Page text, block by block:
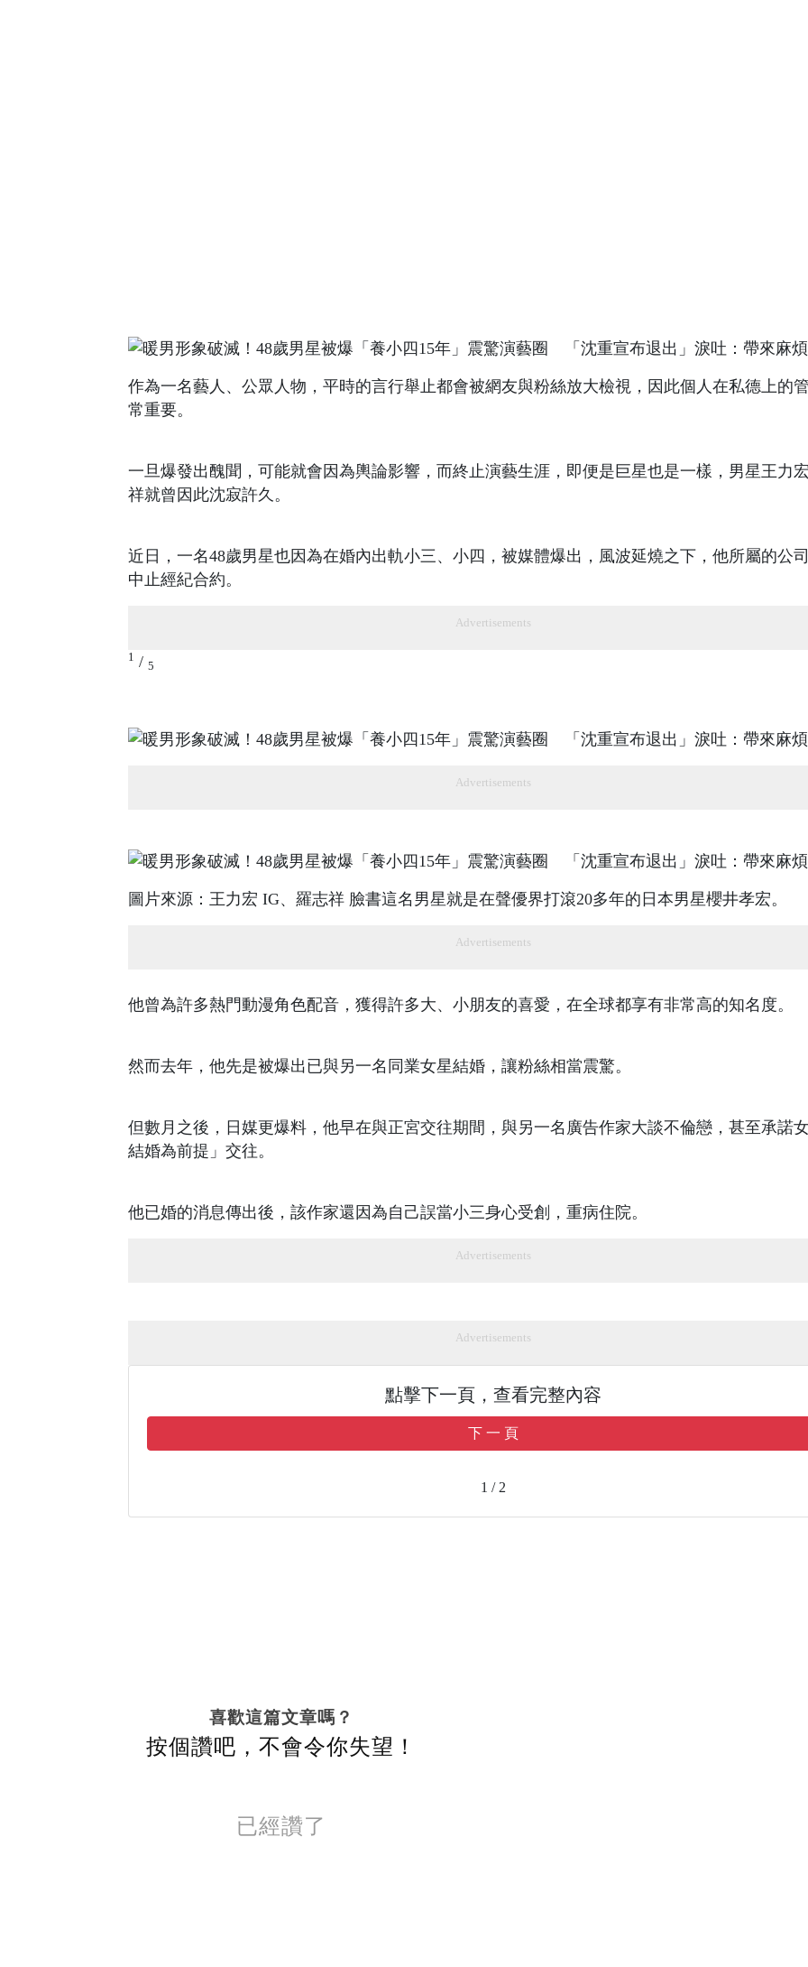
作為一名藝人、公眾人物，平時的言行舉止都會被網友與粉絲放大檢視，因此個人在私德上的
常重要。
一旦爆發出醜聞，可能就會因為輿論影響，而終止演藝生涯，即便是巨星也是一樣，男星王力
祥就曾因此沈寂許久。
近日，一名48歲男星也因為在婚內出軌小三、小四，被媒體爆出，風波延燒之下，他所屬的公
中止經紀合約。
Advertisements
1 / 5
Advertisements
圖片來源：王力宏 IG、羅志祥 臉書這名男星就是在聲優界打滾20多年的日本男星櫻井孝宏。
Advertisements
他曾為許多熱門動漫角色配音，獲得許多大、小朋友的喜愛，在全球都享有非常高的知名度。
然而去年，他先是被爆出已與另一名同業女星結婚，讓粉絲相當震驚。
但數月之後，日媒更爆料，他早在與正宮交往期間，與另一名廣告作家大談不倫戀，甚至承諾
結婚為前提」交往。
他已婚的消息傳出後，該作家還因為自己誤當小三身心受創，重病住院。
Advertisements
Advertisements
點擊下一頁，查看完整內容
下 一 頁
1 / 2
喜歡這篇文章嗎？
按個讚吧，不會令你失望！
已經讚了